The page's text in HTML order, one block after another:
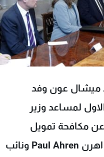
ميشال عون وفد
لمساعد وزير
عن مكافحة تمويل
الارهاب والجرائم المالية بول اهرن Paul Ahren ونائب